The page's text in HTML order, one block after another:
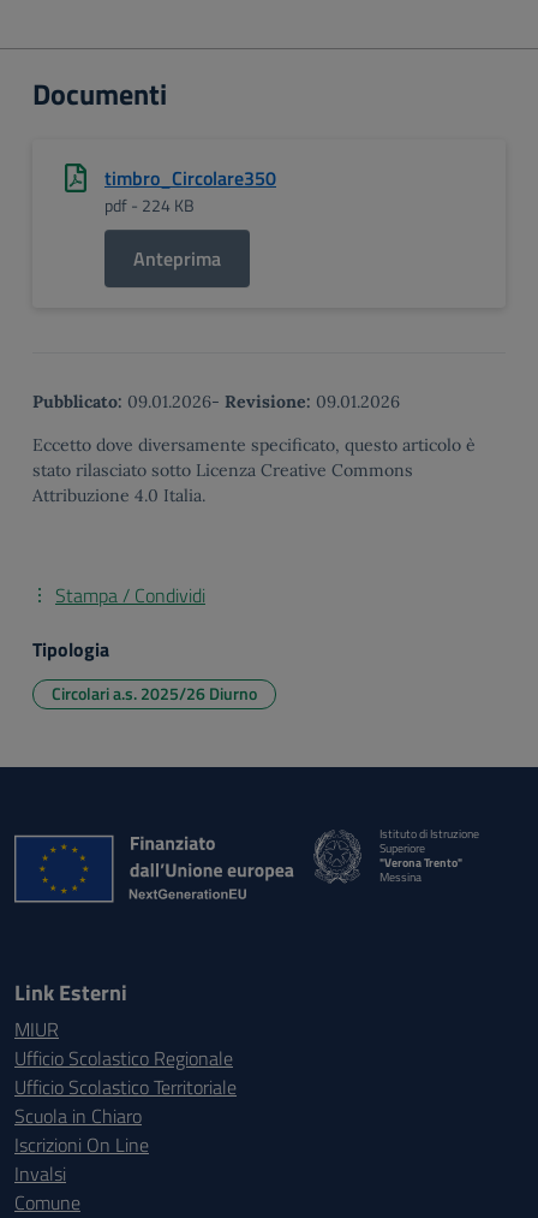
Documenti
timbro_Circolare350
pdf - 224 KB
Anteprima
Pubblicato: 09.01.2026- Revisione: 09.01.2026
Eccetto dove diversamente specificato, questo articolo è
stato rilasciato sotto Licenza Creative Commons
Attribuzione 4.0 Italia.
Stampa / Condividi
Tipologia
Circolari a.s. 2025/26 Diurno
Istituto di Istruzione
Superiore
"Verona Trento"
Messina
Link Esterni
MIUR
Ufficio Scolastico Regionale
Ufficio Scolastico Territoriale
Scuola in Chiaro
Iscrizioni On Line
Invalsi
Comune